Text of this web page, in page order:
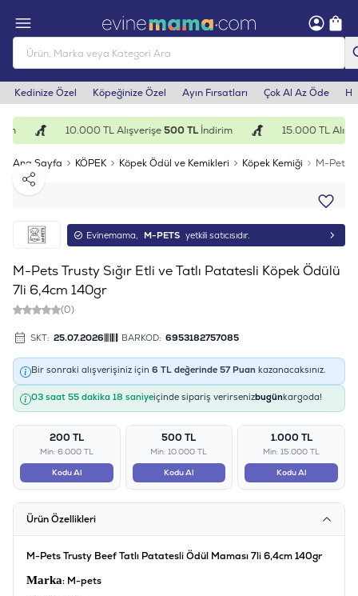
Kedinize Özel Köpeğinize Özel Ayın Fırsatları Çok Al Az Öde
10.000 TL Alışverişe500 TLİndirim 15.000 TL
Ana Sayfa KÖPEK Köpek Ödül ve Kemikleri Köpek Kemiği
M-Pets
Paylaş
Evinemama, M-PETS yetkili satıcısıdır.
M-Pets Trusty Sığır Etli ve Tatlı Patatesli Köpek Ödülü
7li 6,4cm 140gr
(0)
SKT: 25.07.2026 BARKOD: 6953182757085
Bir sonraki alışverişiniz için 6 TL değerinde 57Puan kazanacaksınız.
03 saat 55 dakika 17 saniyeiçinde sipariş verirsenizbugünkargoda!
200 TL
Min: 6.000 TL
Kodu Al
500 TL
Min: 10.000 TL
Kodu Al
1.000 TL
Min: 15.000 TL
Kodu Al
Ürün Özellikleri
M-Pets Trusty Beef Tatlı Patatesli Ödül Maması 7li 6,4cm 140gr
Marka: M-pets